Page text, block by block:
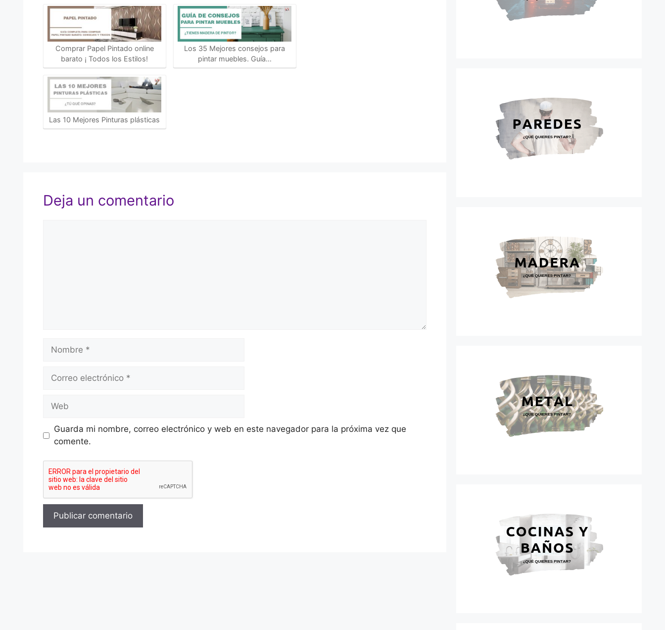
Comprar Papel Pintado online
barato ¡ Todos los Estilos!
Las 10 Mejores Pinturas plásticas
Los 35 Mejores consejos para
pintar muebles. Guía…
Deja un comentario
Nombre
Correo
Web
Guarda mi nombre, correo electrónico y web en este navegador para la próxima vez que
comente.